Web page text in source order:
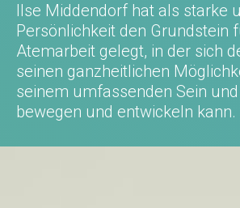
Ilse Middendorf hat als starke
Persönlichkeit den Grundstein
Atemarbeit gelegt, in der sich
seinen ganzheitlichen
seinem umfassenden Sein
bewegen und entwickeln kann.